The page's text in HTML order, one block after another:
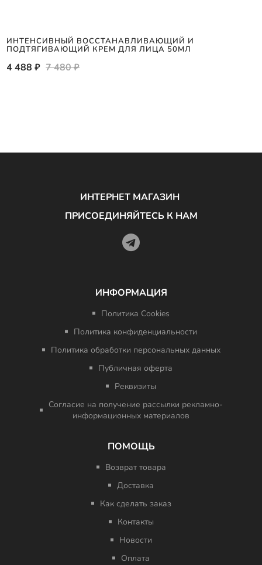
ИНТЕНСИВНЫЙ ВОССТАНАВЛИВАЮЩИЙ И
ПОДТЯГИВАЮЩИЙ КРЕМ ДЛЯ ЛИЦА 50МЛ
4 488 ₽ 7 480 ₽
ИНТЕРНЕТ МАГАЗИН
ПРИСОЕДИНЯЙТЕСЬ К НАМ
ИНФОРМАЦИЯ
Политика Cookies
Политика конфиденциальности
Политика обработки персональных данных
Публичная оферта
Реквизиты
Согласие на получение рассылки рекламно-
информационных материалов
ПОМОЩЬ
Возврат товара
Доставка
Как сделать заказ
Контакты
Новости
Оплата